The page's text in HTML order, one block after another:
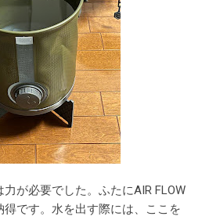
が必要でした。ふたにAIR FLOW
です。水を出す際には、ここを